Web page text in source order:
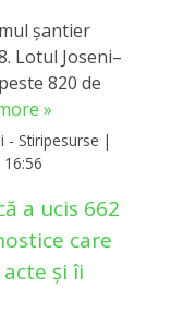
șantier
Lotul Joseni–
820 de
»
- Stiripesurse |
a ucis 662
care
și îi